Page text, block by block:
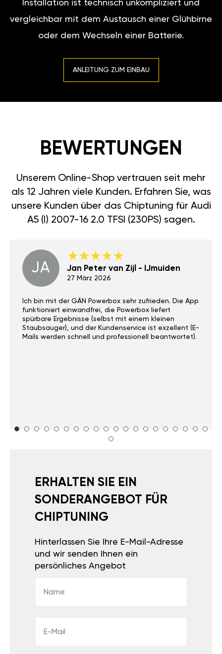
Installation ist technisch unkompliziert und
vergleichbar mit dem Austausch einer Glühbirne
oder dem Wechseln einer Batterie.
ANLEITUNG ZUM EINBAU
BEWERTUNGEN
Unserem Online-Shop vertrauen seit mehr
als 12 Jahren viele Kunden. Erfahren Sie, was
unsere Kunden über das Chiptuning für Audi
A5 (I) 2007-16 2.0 TFSI (230PS) sagen.
JA Jan Peter van Zijl - IJmuiden
27 März 2026
Ich bin mit der GÄN Powerbox sehr zufrieden. Die App
funktioniert einwandfrei, die Powerbox liefert
spürbare Ergebnisse (selbst mit einem kleinen
Staubsauger), und der Kundenservice ist exzellent (E-
Mails werden schnell und professionell beantwortet).
ERHALTEN SIE EIN
SONDERANGEBOT FÜR
CHIPTUNING
Hinterlassen Sie Ihre E-Mail-Adresse
und wir senden Ihnen ein
persönliches Angebot